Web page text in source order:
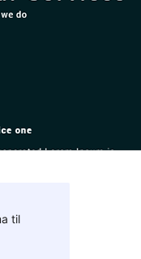
til